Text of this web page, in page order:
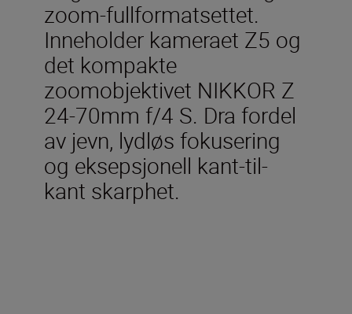
zoom-fullformatsettet.
Inneholder kameraet Z5 og
det kompakte
zoomobjektivet NIKKOR Z
24-70mm f/4 S. Dra fordel
av jevn, lydløs fokusering
og eksepsjonell kant-til-
kant skarphet.